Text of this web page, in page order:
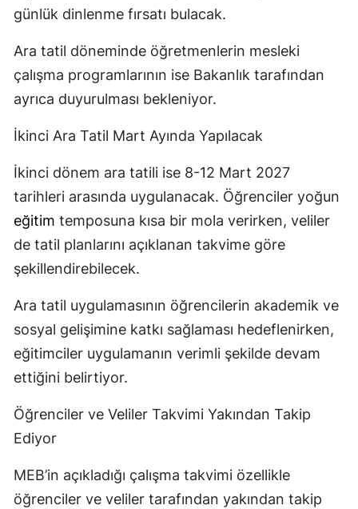
günlük dinlenme fırsatı bulacak.
Ara tatil döneminde öğretmenlerin mesleki
çalışma programlarının ise Bakanlık tarafından
ayrıca duyurulması bekleniyor.
İkinci Ara Tatil Mart Ayında Yapılacak
İkinci dönem ara tatili ise 8-12 Mart 2027
tarihleri arasında uygulanacak. Öğrenciler yoğun
eğitim temposuna kısa bir mola verirken, veliler
de tatil planlarını açıklanan takvime göre
şekillendirebilecek.
Ara tatil uygulamasının öğrencilerin akademik ve
sosyal gelişimine katkı sağlaması hedeflenirken,
eğitimciler uygulamanın verimli şekilde devam
ettiğini belirtiyor.
Öğrenciler ve Veliler Takvimi Yakından Takip
Ediyor
MEB’in açıkladığı çalışma takvimi özellikle
öğrenciler ve veliler tarafından yakından takip